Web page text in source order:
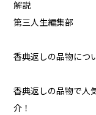
解説
第三人生編集部
香典返しの品物につ
香典返しの品物で人
介！